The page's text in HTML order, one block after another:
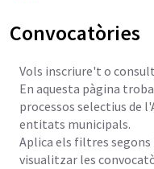
r
a
Convocatòries
Vols inscriure't o
En aquesta pàgina
processos selectius de
entitats municipals.
Aplica els filtres
visualitzar les